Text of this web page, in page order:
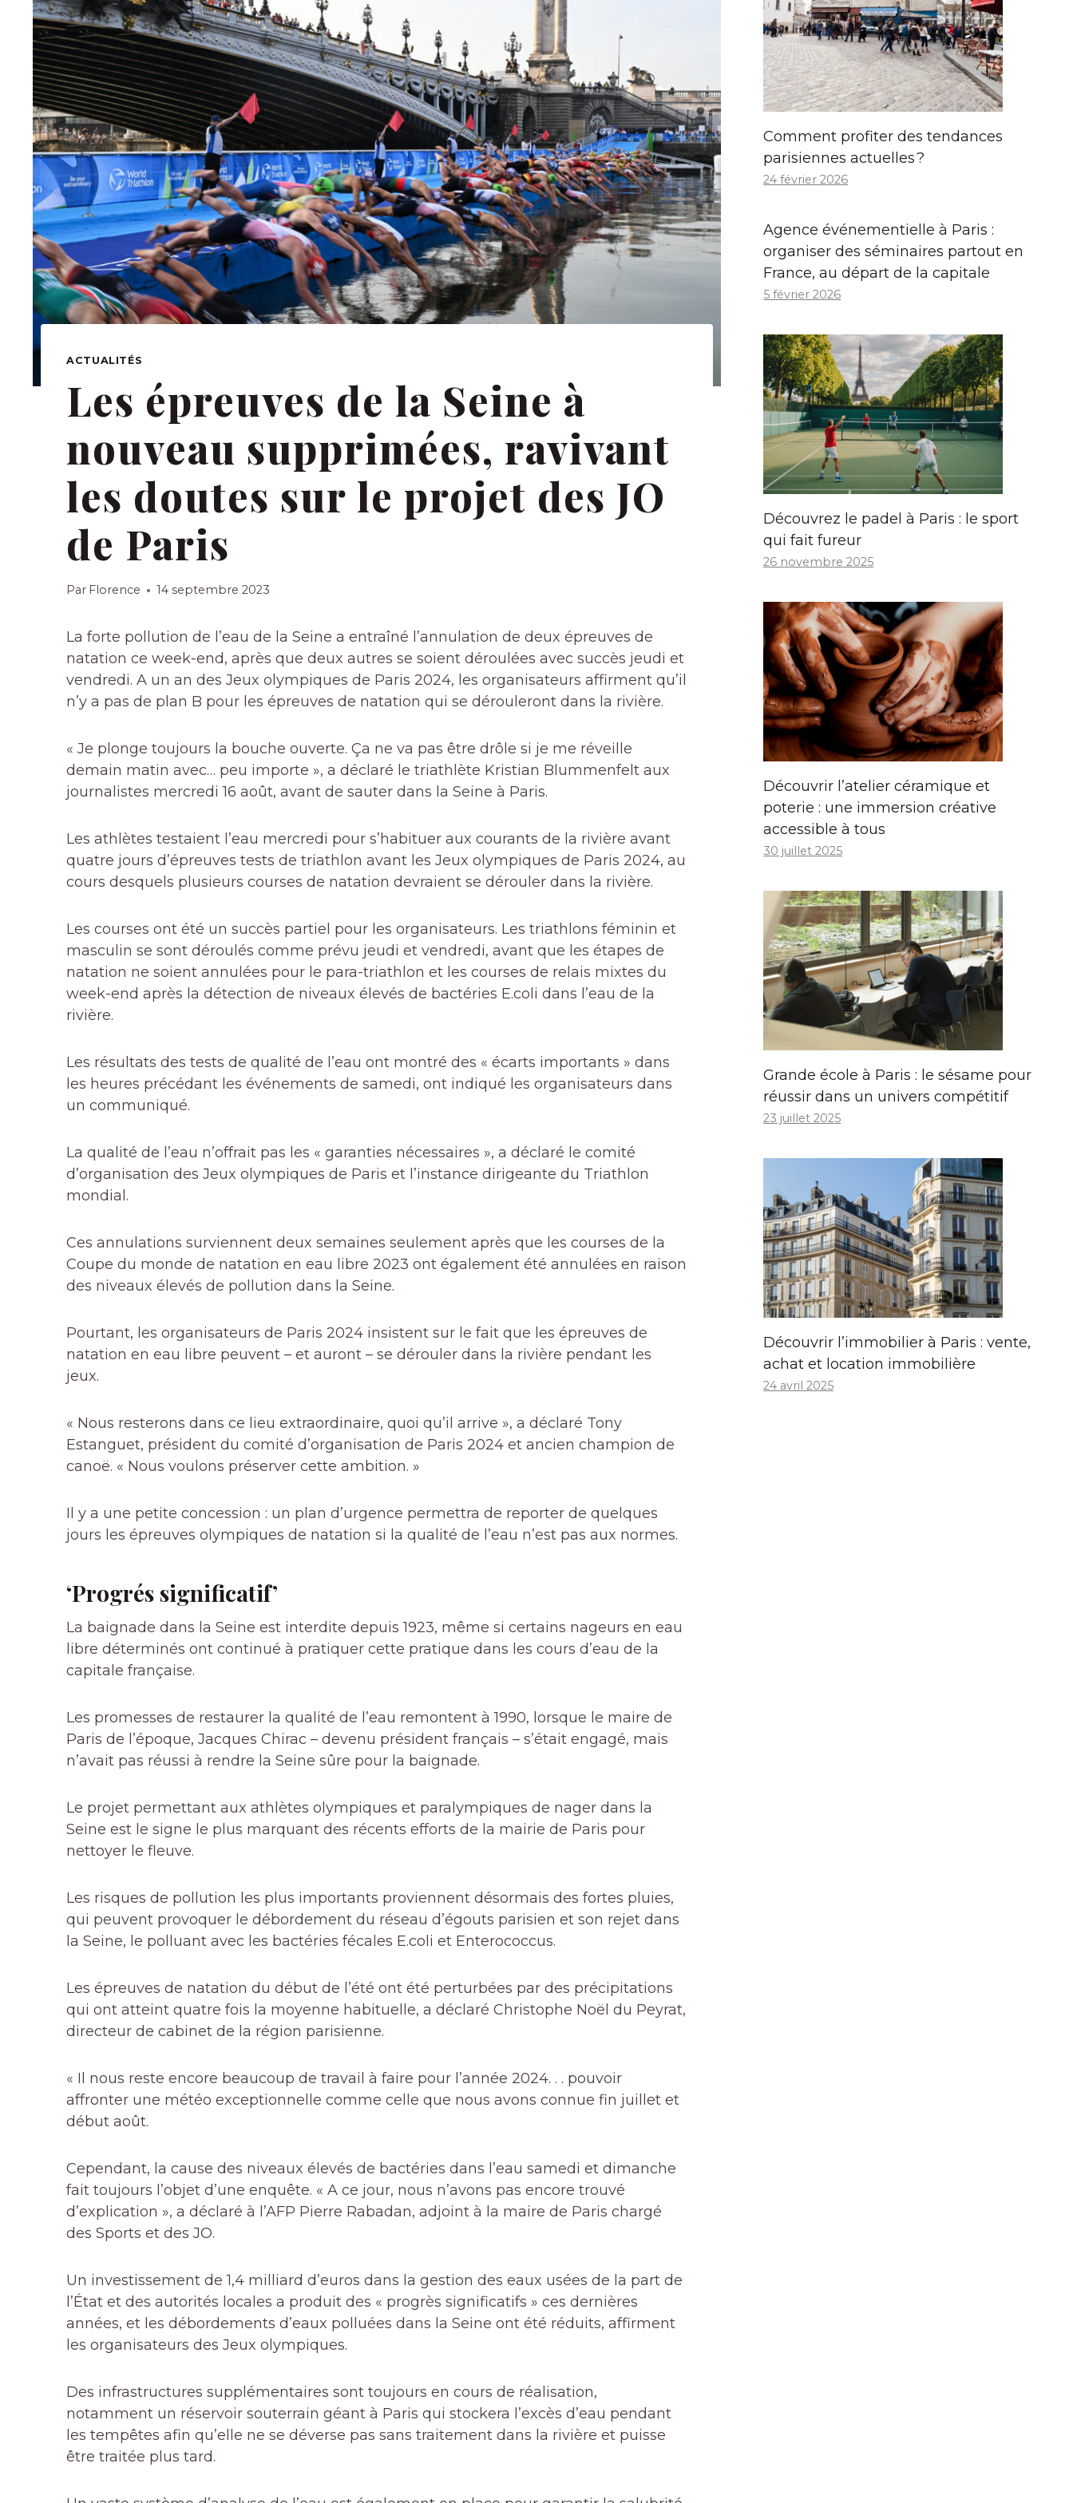
ACTUALITÉS
Les épreuves de la Seine à
nouveau supprimées, ravivant
les doutes sur le projet des JO
de Paris
Par Florence 14 septembre 2023
La forte pollution de l’eau de la Seine a entraîné l’annulation de deux épreuves de
natation ce week-end, après que deux autres se soient déroulées avec succès jeudi et
vendredi. A un an des Jeux olympiques de Paris 2024, les organisateurs affirment qu’il
n’y a pas de plan B pour les épreuves de natation qui se dérouleront dans la rivière.
« Je plonge toujours la bouche ouverte. Ça ne va pas être drôle si je me réveille
demain matin avec… peu importe », a déclaré le triathlète Kristian Blummenfelt aux
journalistes mercredi 16 août, avant de sauter dans la Seine à Paris.
Les athlètes testaient l’eau mercredi pour s’habituer aux courants de la rivière avant
quatre jours d’épreuves tests de triathlon avant les Jeux olympiques de Paris 2024, au
cours desquels plusieurs courses de natation devraient se dérouler dans la rivière.
Les courses ont été un succès partiel pour les organisateurs. Les triathlons féminin et
masculin se sont déroulés comme prévu jeudi et vendredi, avant que les étapes de
natation ne soient annulées pour le para-triathlon et les courses de relais mixtes du
week-end après la détection de niveaux élevés de bactéries E.coli dans l’eau de la
rivière.
Les résultats des tests de qualité de l’eau ont montré des « écarts importants » dans
les heures précédant les événements de samedi, ont indiqué les organisateurs dans
un communiqué.
La qualité de l’eau n’offrait pas les « garanties nécessaires », a déclaré le comité
d’organisation des Jeux olympiques de Paris et l’instance dirigeante du Triathlon
mondial.
Ces annulations surviennent deux semaines seulement après que les courses de la
Coupe du monde de natation en eau libre 2023 ont également été annulées en raison
des niveaux élevés de pollution dans la Seine.
Pourtant, les organisateurs de Paris 2024 insistent sur le fait que les épreuves de
natation en eau libre peuvent – ​​et auront – se dérouler dans la rivière pendant les
jeux.
« Nous resterons dans ce lieu extraordinaire, quoi qu’il arrive », a déclaré Tony
Estanguet, président du comité d’organisation de Paris 2024 et ancien champion de
canoë. « Nous voulons préserver cette ambition. »
Il y a une petite concession : un plan d’urgence permettra de reporter de quelques
jours les épreuves olympiques de natation si la qualité de l’eau n’est pas aux normes.
‘Progrés significatif’
La baignade dans la Seine est interdite depuis 1923, même si certains nageurs en eau
libre déterminés ont continué à pratiquer cette pratique dans les cours d’eau de la
capitale française.
Les promesses de restaurer la qualité de l’eau remontent à 1990, lorsque le maire de
Paris de l’époque, Jacques Chirac – devenu président français – s’était engagé, mais
n’avait pas réussi à rendre la Seine sûre pour la baignade.
Le projet permettant aux athlètes olympiques et paralympiques de nager dans la
Seine est le signe le plus marquant des récents efforts de la mairie de Paris pour
nettoyer le fleuve.
Les risques de pollution les plus importants proviennent désormais des fortes pluies,
qui peuvent provoquer le débordement du réseau d’égouts parisien et son rejet dans
la Seine, le polluant avec les bactéries fécales E.coli et Enterococcus.
Les épreuves de natation du début de l’été ont été perturbées par des précipitations
qui ont atteint quatre fois la moyenne habituelle, a déclaré Christophe Noël du Peyrat,
directeur de cabinet de la région parisienne.
« Il nous reste encore beaucoup de travail à faire pour l’année 2024. . . pouvoir
affronter une météo exceptionnelle comme celle que nous avons connue fin juillet et
début août.
Cependant, la cause des niveaux élevés de bactéries dans l’eau samedi et dimanche
fait toujours l’objet d’une enquête. « A ce jour, nous n’avons pas encore trouvé
d’explication », a déclaré à l’AFP Pierre Rabadan, adjoint à la maire de Paris chargé
des Sports et des JO.
Un investissement de 1,4 milliard d’euros dans la gestion des eaux usées de la part de
l’État et des autorités locales a produit des « progrès significatifs » ces dernières
années, et les débordements d’eaux polluées dans la Seine ont été réduits, affirment
les organisateurs des Jeux olympiques.
Des infrastructures supplémentaires sont toujours en cours de réalisation,
notamment un réservoir souterrain géant à Paris qui stockera l’excès d’eau pendant
les tempêtes afin qu’elle ne se déverse pas sans traitement dans la rivière et puisse
être traitée plus tard.
Comment profiter des tendances
parisiennes actuelles ?
24 février 2026
Agence événementielle à Paris :
organiser des séminaires partout en
France, au départ de la capitale
5 février 2026
Découvrez le padel à Paris : le sport
qui fait fureur
26 novembre 2025
Découvrir l’atelier céramique et
poterie : une immersion créative
accessible à tous
30 juillet 2025
Grande école à Paris : le sésame pour
réussir dans un univers compétitif
23 juillet 2025
Découvrir l’immobilier à Paris : vente,
achat et location immobilière
24 avril 2025